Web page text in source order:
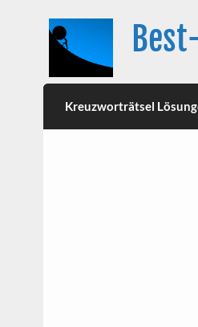
Kreuzworträtsel